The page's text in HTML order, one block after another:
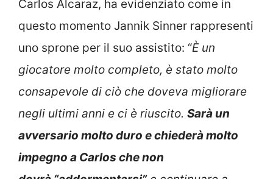
Carlos Alcaraz, ha evidenziato come in
questo momento Jannik Sinner rappresenti
uno sprone per il suo assistito: “È un
giocatore molto completo, è stato molto
consapevole di ciò che doveva migliorare
negli ultimi anni e ci è riuscito. Sarà un
avversario molto duro e chiederà molto
impegno a Carlos che non